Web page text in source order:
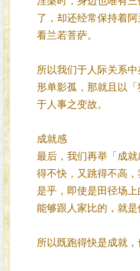
了，却还经常保持着
看兰若菩萨。
所以我们于人际关系
形单影孤，那就且以
于人事之变故。
成就感
最后，我们再举「成
得不快，又跳得不高
是乎，即使是田径场
能够跟人家比的，就
所以既跑得快是成就